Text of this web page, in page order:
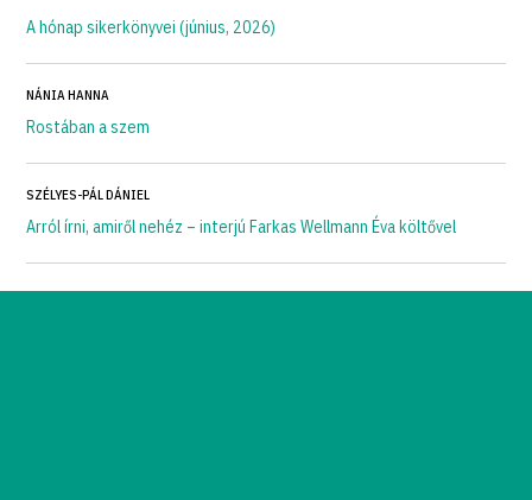
A hónap sikerkönyvei (június, 2026)
NÁNIA HANNA
Rostában a szem
SZÉLYES-PÁL DÁNIEL
Arról írni, amiről nehéz – interjú Farkas Wellmann Éva költővel